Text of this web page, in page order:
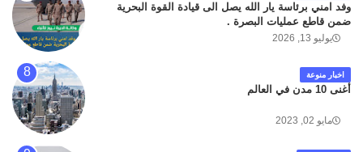
وفد امني برئاسة يار الله يصل الى قيادة القوة البحرية
ضمن قاطع عمليات البصرة .
يوليو 13, 2026
اخبار منوعة
أغنى 10 مدن في العالم
مايو 02, 2023